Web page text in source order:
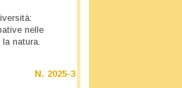
nelle
natura.
N. 2025-3